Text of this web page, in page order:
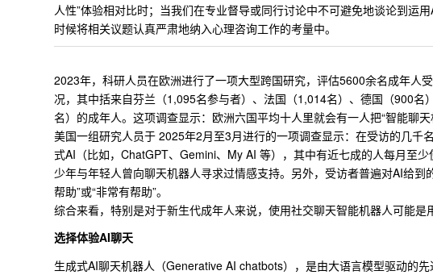
人性”体验相对比时；当我们在专业督导或同行讨论中不可避免地谈论到运
时候将相关议题认真严肃地纳入心理咨询工作的考量中。
2023年，科研人员在欧洲进行了一项大型跨国研究，评估5600余名成年人
况， 其中括来自芬兰（1,095名参与者）、法国（1,014名）、德国（900
名）的成年人。这项调查显示：欧洲六国平均十人里就会有一人把“智能聊
美国一组研究人员于 2025年2月至3月进行的一项调查显示：在受访的几
式AI（比如，ChatGPT、Gemini、My AI 等），其中有近七成的人每月至
少年与年轻人曾向聊天机器人寻求过情感支持。另外，受访者普遍对AI给
帮助”或“非常有帮助”。
综合来看，特别是对于新生代成年人来说，使用社交聊天智能机器人可能是
选择体验AI聊天
生成式AI聊天机器人（Generative AI chatbots），是由大语言模型驱动的